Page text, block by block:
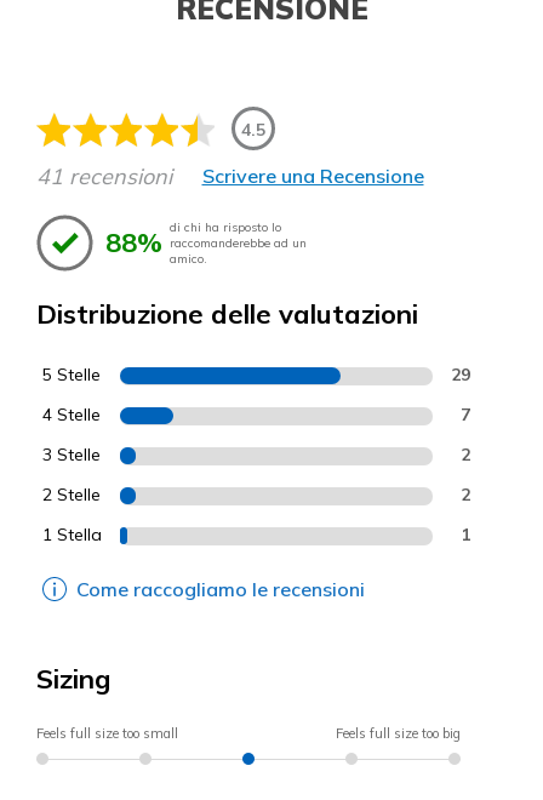
RECENSIONE
4.5
41 recensioni Scrivere una Recensione
88% di chi ha risposto lo
raccomanderebbe ad un
amico.
Distribuzione delle valutazioni
5 Stelle 29
4 Stelle 7
3 Stelle 2
2 Stelle 2
1 Stella 1
Come raccogliamo le recensioni
Sizing
Feels full size too small Feels full size too big